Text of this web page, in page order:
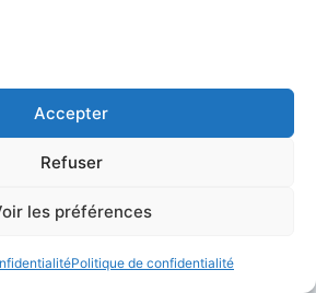
Accepter
Refuser
les préférences
Politique de confidentialité
d’améliorer les autres agents
de fine-tuner
plus consultés